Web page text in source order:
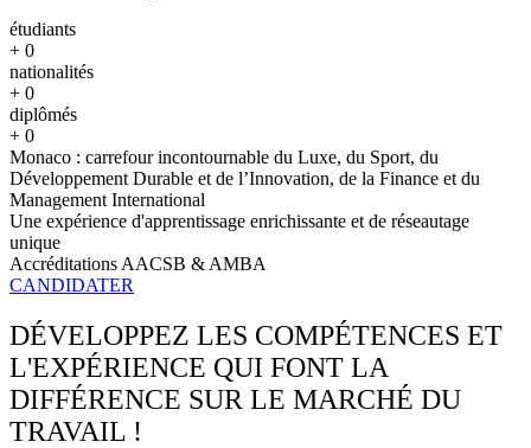
étudiants
+ 0
nationalités
+ 0
diplômés
+ 0
Monaco : carrefour incontournable du Luxe, du Sport, du
Développement Durable et de l’Innovation, de la Finance et du
Management International
Une expérience d'apprentissage enrichissante et de réseautage
unique
Accréditations AACSB & AMBA
CANDIDATER
DÉVELOPPEZ LES COMPÉTENCES ET
L'EXPÉRIENCE QUI FONT LA
DIFFÉRENCE SUR LE MARCHÉ DU
TRAVAIL !